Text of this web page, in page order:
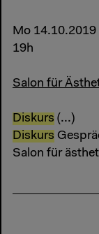
Mo 14.10.2019
19h
Salon für
Diskurs (...)
Diskurs
Salon für